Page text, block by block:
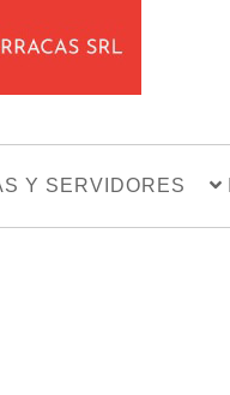
Y SERVIDORES